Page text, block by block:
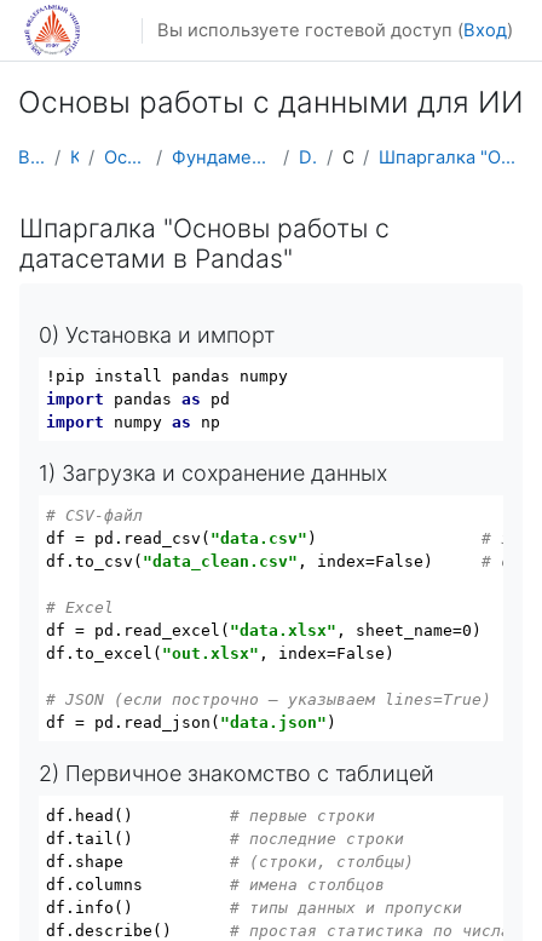
Перейти к основному содержанию
Вы используете гостевой доступ (Вход)
Основы работы с данными для ИИ
В начало Курсы Осенний семестр Фундаментальная информатика и ИТ DataSc101 Общее Шпаргалка "Основы работы с датасетами в Pandas"
Шпаргалка "Основы работы с
датасетами в Pandas"
0) Установка и импорт
import pandas as
import numpy as
1) Загрузка и сохранение данных
# CSV-файл
df = pd.read_csv( "data.csv" ) #
df.to_csv( "data_clean.csv" , index=False) #
# Excel
df = pd.read_excel( "data.xlsx" , sheet_name=0)
df.to_excel( "out.xlsx" , index=False)
# JSON (если построчно — указываем lines=True)
df = pd.read_json( "data.json"
2) Первичное знакомство с таблицей
df.head() # первые строки
df.tail() # последние строки
df.shape # (строки, столбцы)
df.columns # имена столбцов
df.info() # типы данных и пропуски
df.describe() # простая статистика по числам